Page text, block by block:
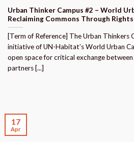
Urban Thinker Campus #2 – World
Reclaiming Commons Through
[Term of Reference] The Urban Thinkers
initiative of UN-Habitat’s World Urban
open space for critical exchange
partners [...]
17
Apr